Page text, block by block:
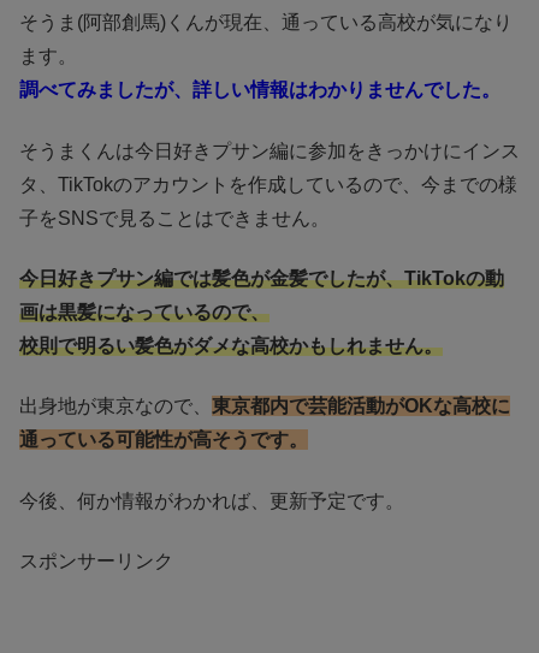
そうま(阿部創馬)くんが現在、通っている高校が気になり
ます。
調べてみましたが、詳しい情報はわかりませんでした。
そうまくんは今日好きプサン編に参加をきっかけにインス
タ、TikTokのアカウントを作成しているので、今までの様
子をSNSで見ることはできません。
今日好きプサン編では髪色が金髪でしたが、TikTokの動
画は黒髪になっているので、
校則で明るい髪色がダメな高校かもしれません。
出身地が東京なので、 東京都内で芸能活動がOKな高校に
通っている可能性が高そうです。
今後、何か情報がわかれば、更新予定です。
スポンサーリンク